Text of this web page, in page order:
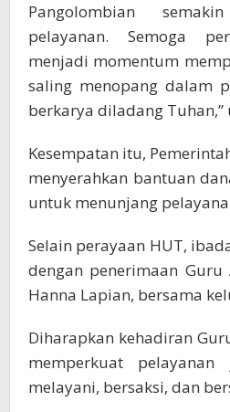
Pangolombian
pelayanan. Semoga
menjadi momentum
saling menopang dalam
berkarya diladang Tuhan,”
Kesempatan itu,
menyerahkan bantuan
untuk menunjang
Selain perayaan HUT,
dengan penerimaan
Hanna Lapian, bersama
Diharapkan kehadiran
memperkuat
melayani, bersaksi, dan